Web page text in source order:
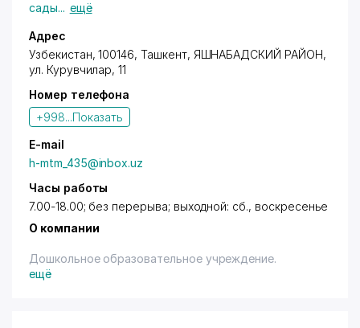
сады... ещё
Адрес
Узбекистан, 100146, Ташкент, ЯШНАБАДСКИЙ РАЙОН,
ул. Курувчилар, 11
Номер телефона
+998...Показать
E-mail
h-mtm_435@inbox.uz
Часы работы
7.00-18.00; без перерыва; выходной: сб., воскресенье
О компании
Дошкольное образовательное учреждение.
ещё